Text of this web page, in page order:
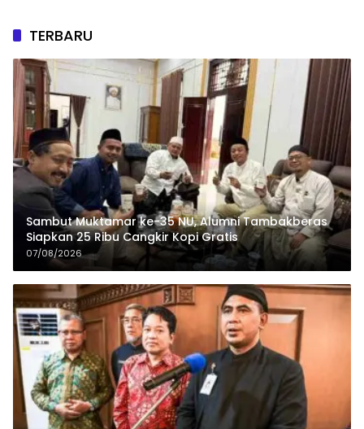
TERBARU
Sambut Muktamar ke-35 NU, Alumni Tambakberas
Siapkan 25 Ribu Cangkir Kopi Gratis
07/08/2026